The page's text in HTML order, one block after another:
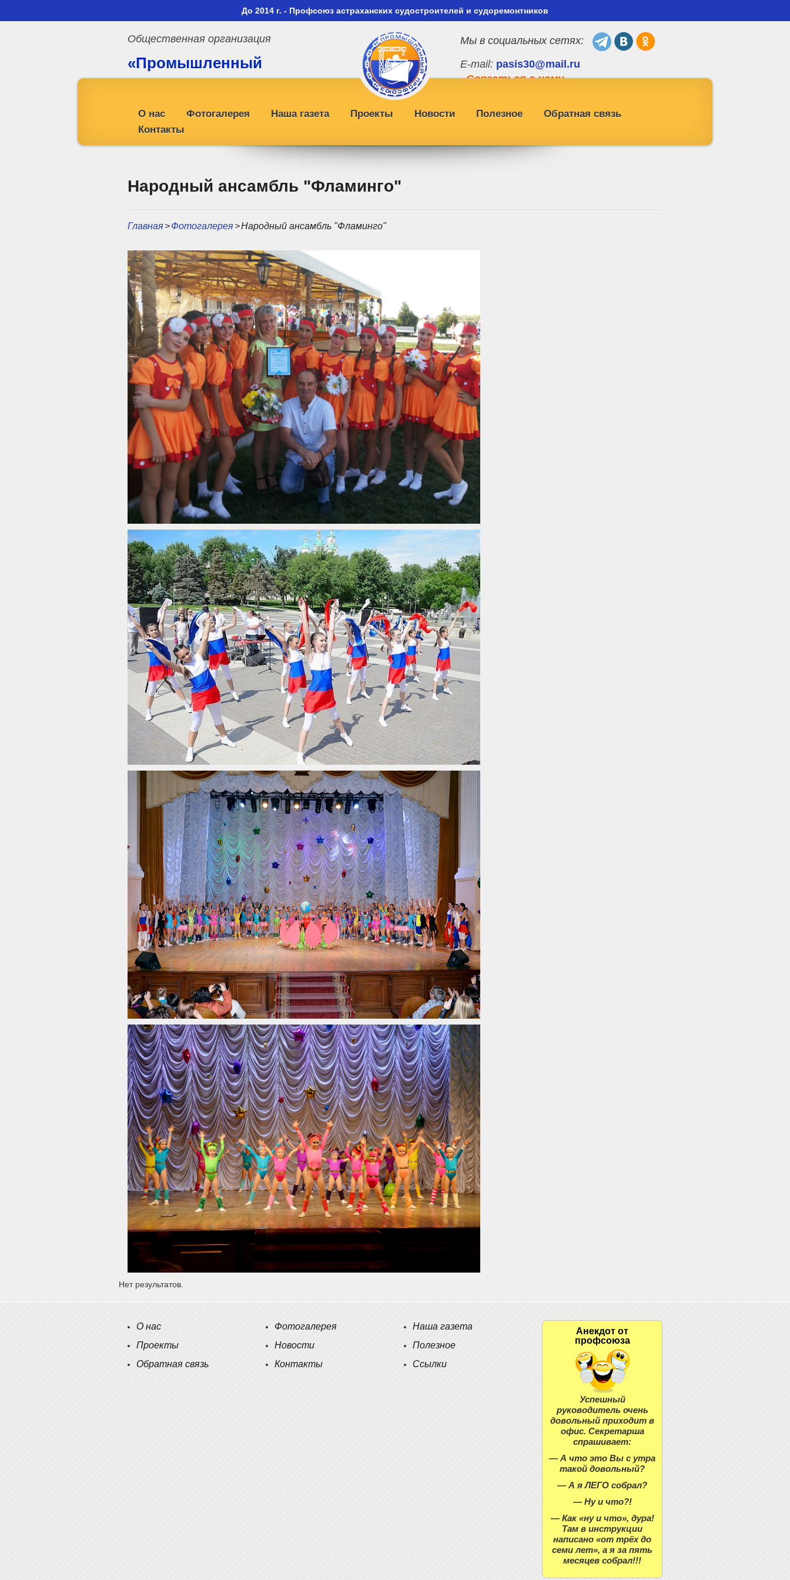
До 2014 г. - Профсоюз астраханских судостроителей и судоремонтников
Общественная организация
«Промышленный
Мы в социальных сетях:
E-mail: pasis30@mail.ru
Связаться с нами
О нас Фотогалерея Наша газета Проекты Новости Полезное
Обратная связь
Контакты
Народный ансамбль "Фламинго"
Главная>Фотогалерея>Народный ансамбль "Фламинго"
Нет результатов.
О нас
Проекты
Обратная связь
Фотогалерея
Новости
Контакты
Наша газета
Полезное
Ссылки
Анекдот от
профсоюза
Успешный
руководитель очень
довольный приходит в
офис. Секретарша
спрашивает:
— А что это Вы с утра
такой довольный?
— А я ЛЕГО собрал?
— Ну и что?!
— Как «ну и что», дура!
Там в инструкции
написано «от трёх до
семи лет», а я за пять
месяцев собрал!!!